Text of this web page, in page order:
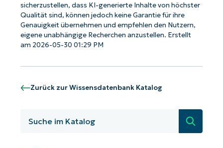
sicherzustellen, dass KI-generierte Inhalte von höchster
Qualität sind, können jedoch keine Garantie für ihre
Genauigkeit übernehmen und empfehlen den Nutzern,
eigene unabhängige Recherchen anzustellen. Erstellt
am 2026-05-30 01:29 PM
Zurück zur Wissensdatenbank Katalog
Suche